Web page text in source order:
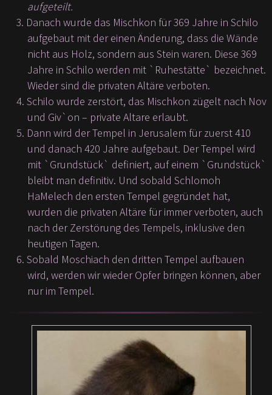
aufgeteilt.
Danach wurde das Mischkon für 369 Jahre in Schilo
aufgebaut mit der einen Änderung, dass die Wände
nicht aus Holz, sondern aus Stein waren. Diese 369
Jahre in Schilo werden mit `Ruhestätte` bezeichnet.
Wieder sind die privaten Altäre verboten.
Schilo wurde zerstört, das Mischkon zügelt nach Nov
und Giv`on – private Altare erlaubt.
Dann wird der Tempel in Jerusalem für zuerst 410
und danach 420 Jahre aufgebaut. Der Tempel wird
mit `Grundstück` definiert, auf einem `Grundstück`
bleibt man definitiv. Und sobald Schlomoh
HaMelech den ersten Tempel gegründet hat,
wurden die privaten Altäre für immer verboten, auch
nach der Zerstörung des Tempels, inklusive den
heutigen Tagen.
Sobald Moschiach den dritten Tempel aufbauen
wird, werden wir wieder Opfer bringen können, aber
nur im Tempel.